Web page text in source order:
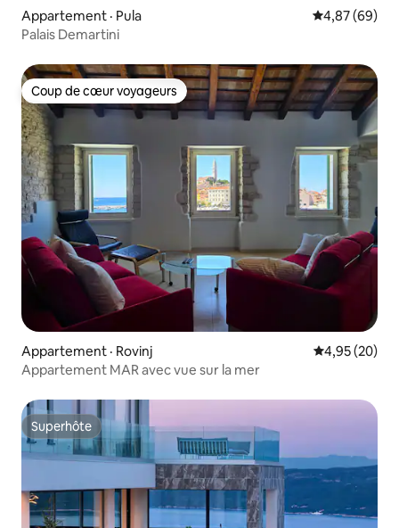
Appartement · Pula Note
4,87 (69)
Palais Demartini
Coup de cœur voyageurs
Coup de cœur voyageurs
Appartement · Rovinj Note
4,95 (20)
Appartement MAR avec vue sur la mer
Superhôte
Superhôte